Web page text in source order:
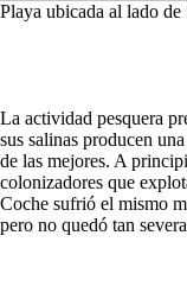
Playa ubicada al lado de
La actividad pesquera
sus salinas producen
de las mejores. A
colonizadores que
Coche sufrió el mismo
pero no quedó tan